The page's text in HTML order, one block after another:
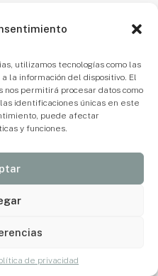
utilizamos tecnologías como las
la información del dispositivo. El
permitirá procesar datos como
identificaciones únicas en este
puede afectar
y funciones.
de privacidad